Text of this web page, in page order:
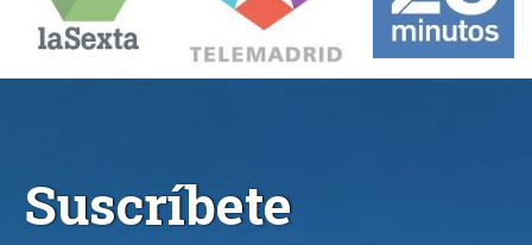
Suscríbete